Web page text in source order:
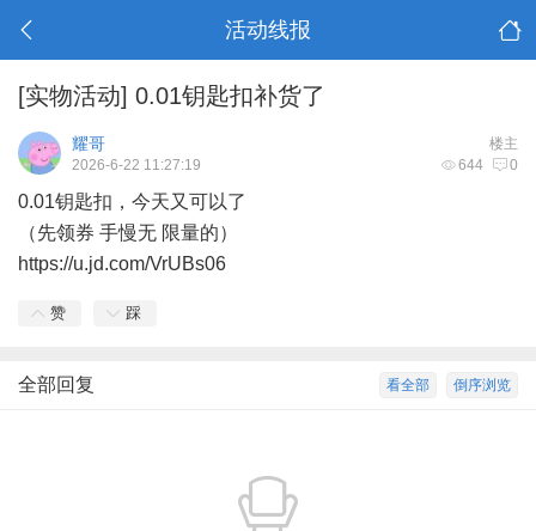
活动线报
[实物活动] 0.01钥匙扣补货了
楼主
耀哥
644 0
2026-6-22 11:27:19
0.01钥匙扣，今天又可以了
（先领券 手慢无 限量的）
https://u.jd.com/VrUBs06
赞 踩
倒序浏览
看全部
全部回复